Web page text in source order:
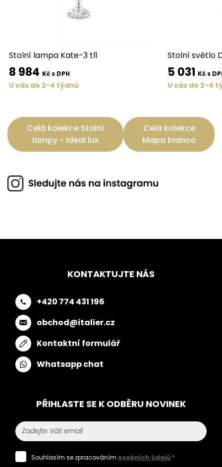
Stolní lampa Kate-3 tl1
8 984 Kč s DPH
U vás do 2-4 týdnů
Stolní světlo
5 031 Kč s
U vás do 2-4
Celá kolekce Stolní
lampy - ideal lux
Celá kolekce
Mapa bianco
KONTAKTUJTE NÁS
+420 774 431 196
obchod@italier.cz
Kontaktní formulář
Whatsapp chat
PŘIHLASTE SE K ODBĚRU NOVINEK
Souhlasím se zpracováním osobních údajů *